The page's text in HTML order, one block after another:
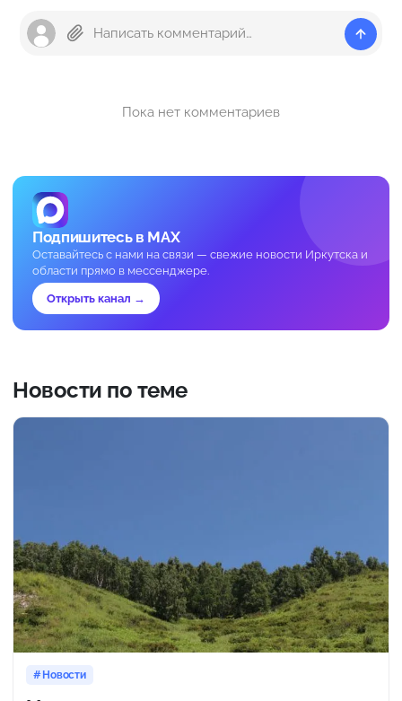
Пока нет комментариев
Подпишитесь в MAX
Оставайтесь с нами на связи — свежие новости Иркутска и
области прямо в мессенджере.
Открыть канал →
Новости по теме
Новости